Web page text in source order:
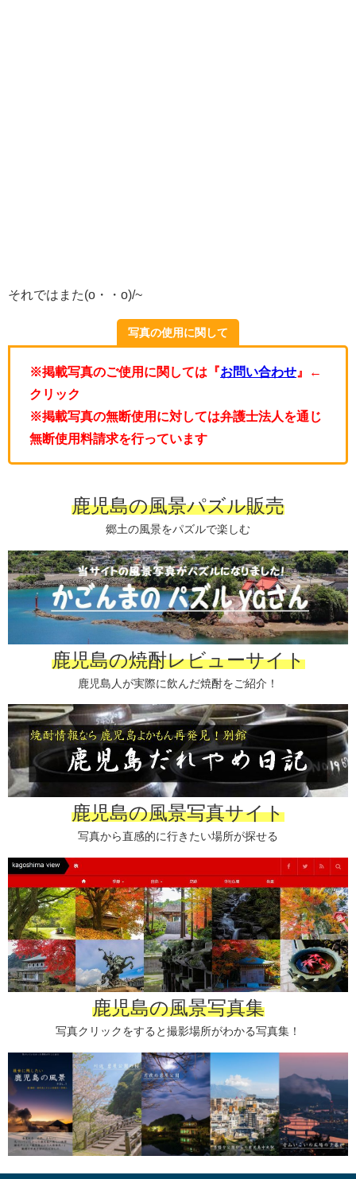
それではまた(o・・o)/~
写真の使用に関して
※掲載写真のご使用に関しては『お問い合わせ 』←
クリック
※掲載写真の無断使用に対しては弁護士法人を通じ
無断使用料請求を行っています
鹿児島の風景パズル販売
郷土の風景をパズルで楽しむ
鹿児島の焼酎レビューサイト
鹿児島人が実際に飲んだ焼酎をご紹介！
鹿児島の風景写真サイト
写真から直感的に行きたい場所が探せる
鹿児島の風景写真集
写真クリックをすると撮影場所がわかる写真集！